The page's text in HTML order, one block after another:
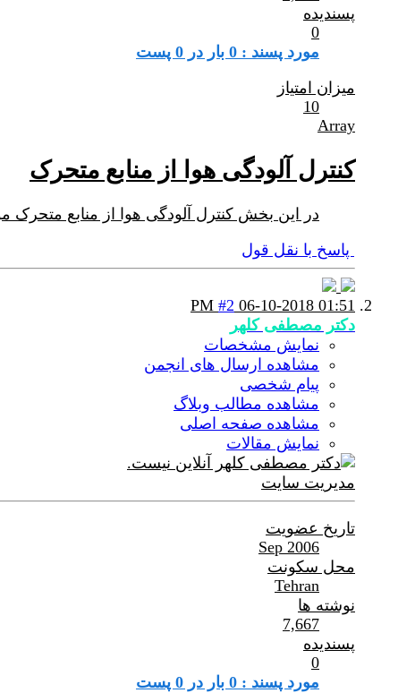
پسندیده
0
مورد پسند : 0 بار در 0 پست
میزان امتیاز
10
Array
کنترل آلودگی هوا از منابع متحرک
در این بخش کنترل آلودگی هوا از منابع
پاسخ با نقل قول
06-10-2018 01:51 PM
#2
دکتر مصطفی کلهر
نمایش مشخصات
مشاهده ارسال های انجمن
پیام شخصی
مشاهده مطالب وبلاگ
مشاهده صفحه اصلی
نمایش مقالات
مدیریت سایت
تاریخ عضویت
Sep 2006
محل سکونت
Tehran
نوشته ها
7,667
پسندیده
0
مورد پسند : 0 بار در 0 پست